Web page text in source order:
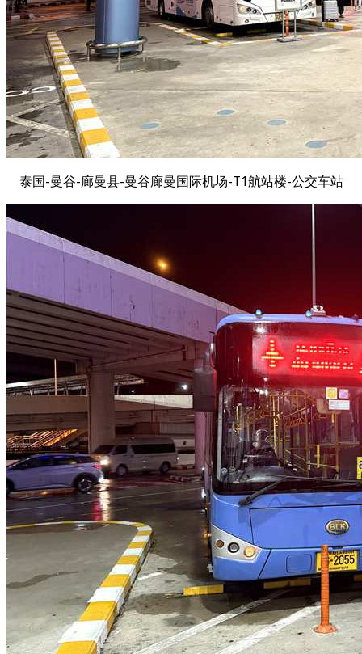
泰国-曼谷-廊曼县-曼谷廊曼国际机场-T1航站楼-公交车站